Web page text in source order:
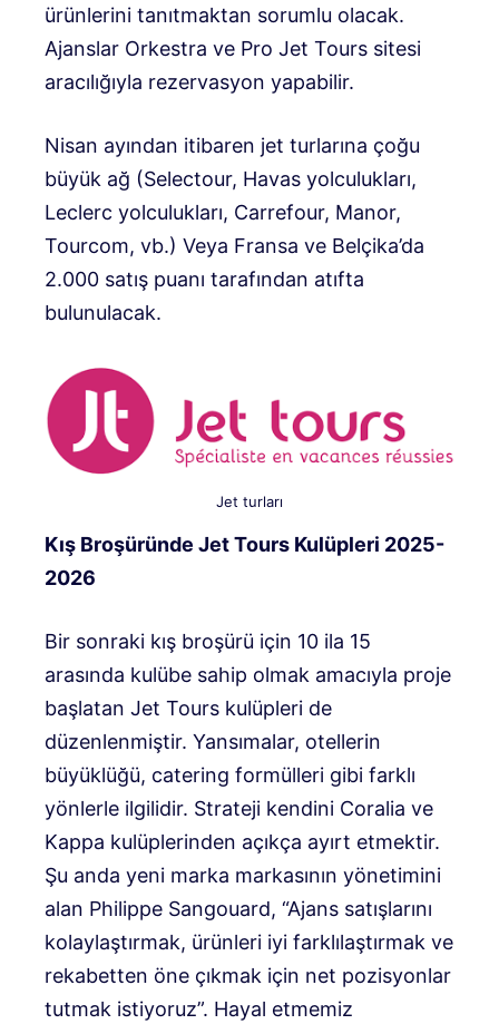
ürünlerini tanıtmaktan sorumlu olacak.
Ajanslar Orkestra ve Pro Jet Tours sitesi
aracılığıyla rezervasyon yapabilir.
Nisan ayından itibaren jet turlarına çoğu
büyük ağ (Selectour, Havas yolculukları,
Leclerc yolculukları, Carrefour, Manor,
Tourcom, vb.) Veya Fransa ve Belçika’da
2.000 satış puanı tarafından atıfta
bulunulacak.
Jet turları
Kış Broşüründe Jet Tours Kulüpleri 2025-
2026
Bir sonraki kış broşürü için 10 ila 15
arasında kulübe sahip olmak amacıyla proje
başlatan Jet Tours kulüpleri de
düzenlenmiştir. Yansımalar, otellerin
büyüklüğü, catering formülleri gibi farklı
yönlerle ilgilidir. Strateji kendini Coralia ve
Kappa kulüplerinden açıkça ayırt etmektir.
Şu anda yeni marka markasının yönetimini
alan Philippe Sangouard, “Ajans satışlarını
kolaylaştırmak, ürünleri iyi farklılaştırmak ve
rekabetten öne çıkmak için net pozisyonlar
tutmak istiyoruz”. Hayal etmemiz